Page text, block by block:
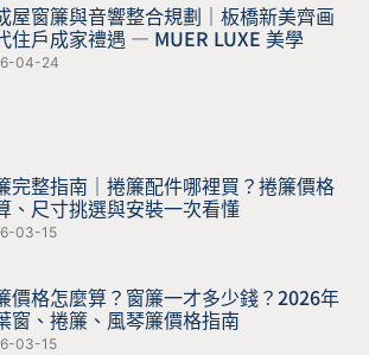
屋窗簾與音響整合規劃｜板橋新美齊画
住戶成家禮遇 — MUER LUXE 美學
04-24
完整指南｜捲簾配件哪裡買？捲簾價格
、尺寸挑選與安裝一次看懂
03-15
價格怎麼算？窗簾一才多少錢？2026年
窗、捲簾、風琴簾價格指南
03-15